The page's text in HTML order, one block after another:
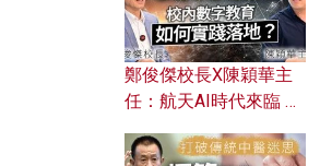
鄭俊傑校長X陳穎華主
任：航天AI時代來臨 學
校內數字教育如何實踐